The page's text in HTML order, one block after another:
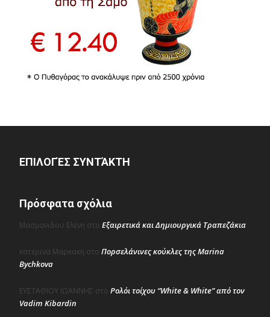
ΕΠΙΛΟΓΈΣ ΣΥΝΤΆΚΤΗ
Πρόσφατα σχόλια
Μασμανιδου Ελενη στο Εξαιρετικά και Δημιουργικά Τραπεζάκια
κατερινα Μαρκακη στο Πορσελάνινες κούκλες της Marina
Bychkova
ΕΥΣΤΑΘΙΟΥ ΙΩΑΝΝΗΣ στο Ρολόι τοίχου “White & White” από τον
Vadim Kibardin